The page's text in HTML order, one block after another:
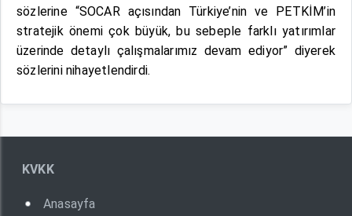
sözlerine “SOCAR açısından Türkiye’nin ve PETKİM’in
stratejik önemi çok büyük, bu sebeple farklı yatırımlar
üzerinde detaylı çalışmalarımız devam ediyor” diyerek
sözlerini nihayetlendirdi.
KVKK
Anasayfa